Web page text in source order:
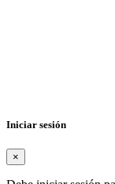
Iniciar sesión
×